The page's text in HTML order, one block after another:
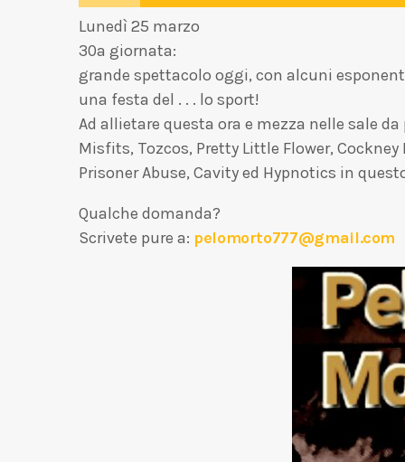
Lunedì 25 marzo
30a giornata:
grande spettacolo oggi, con alcuni
una festa del . . . lo sport!
Ad allietare questa ora e mezza nelle sale
Misfits, Tozcos, Pretty Little Flower,
Prisoner Abuse, Cavity ed Hypnotics in
Qualche domanda?
Scrivete pure a: pelomorto777@gmail.com